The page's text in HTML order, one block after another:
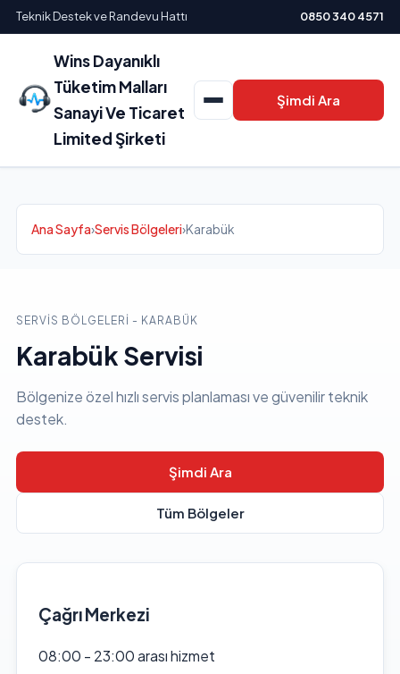
Teknik Destek ve Randevu Hattı 0850 340 4571
Wins Dayanıklı
Tüketim Malları
Sanayi Ve Ticaret
Limited Şirketi
Şimdi Ara
Ana Sayfa›Servis Bölgeleri›Karabük
SERVIS BÖLGELERI - KARABÜK
Karabük Servisi
Bölgenize özel hızlı servis planlaması ve güvenilir teknik
destek.
Şimdi Ara
Tüm Bölgeler
Çağrı Merkezi
08:00 - 23:00 arası hizmet